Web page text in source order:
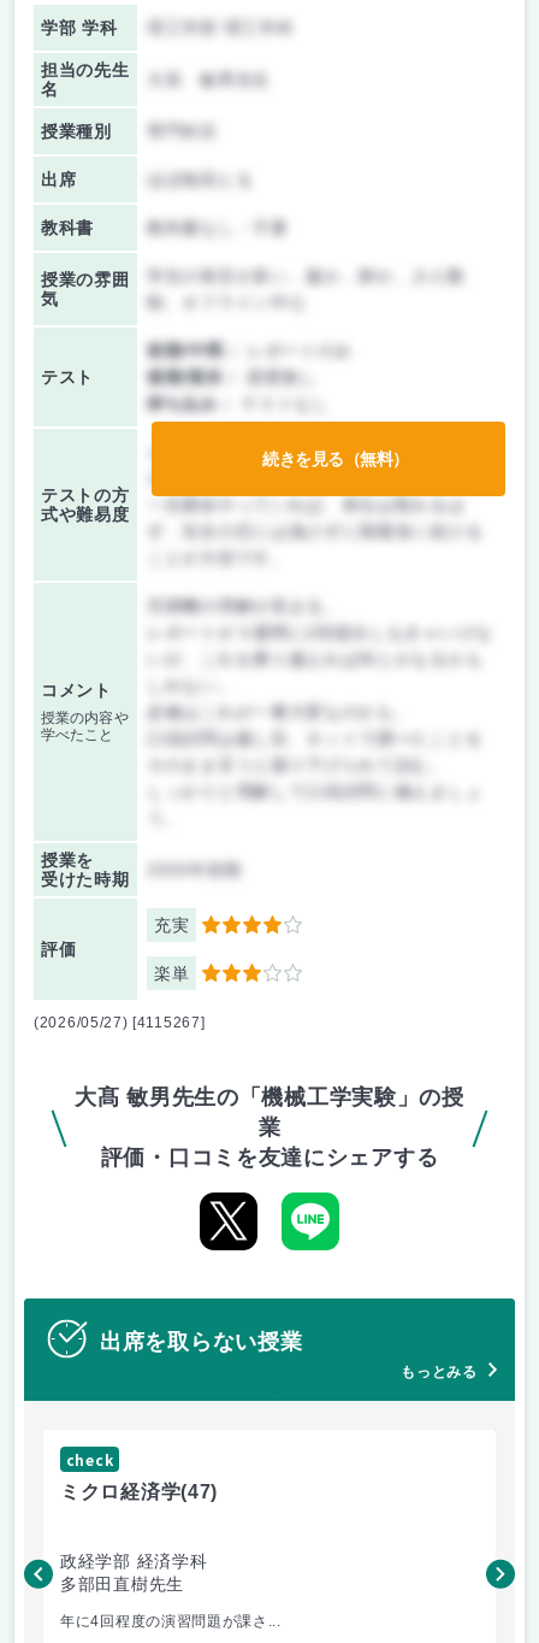
学部 学科
担当の先生
名
大高 敏男先生
授業種別
出席 ほぼ毎回とる
教科書 教科書なし・不要
授業の雰囲
気
学生の発言が多い、厳か、静か、少人数
テスト
前期/中間：
後期/期末：
授業無し
持ち込み：
テストの方
式や難易度
とりあえず、何と言われようが諦めずにレ
コメント
授業の内容や
学べたこと
空調機の理解が高まる。
いが、これを乗り越えれば何とかなるかも
必修はこれが一番大変なのかも。
口頭試問は厳し目、ネットで調べたことを
しっかりと理解して口頭試問に備えましょ
授業を
受けた時期
評価
充実 4
楽単 3
続きを見る（無料）
(2026/05/27) [4115267]
大髙 敏男先生の「機械工学実験」の授
業
評価・口コミを友達にシェアする
出席を取らない授業
もっとみる
check
ミクロ経済学(47)
政経学部 経済学科
多部田直樹先生
年に4回程度の演習問題が課さ...
多